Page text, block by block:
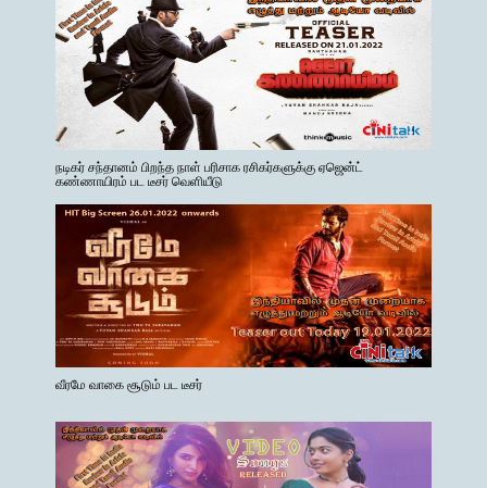
நடிகர் சந்தானம் பிறந்த நாள் பரிசாக ரசிகர்களுக்கு ஏஜென்ட்
கண்ணாயிரம் பட டீசர் வெளியீடு
வீரமே வாகை சூடும் பட டீசர்